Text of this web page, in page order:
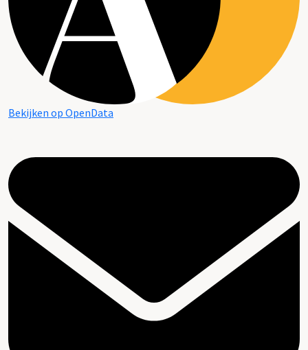
Bekijken op OpenData